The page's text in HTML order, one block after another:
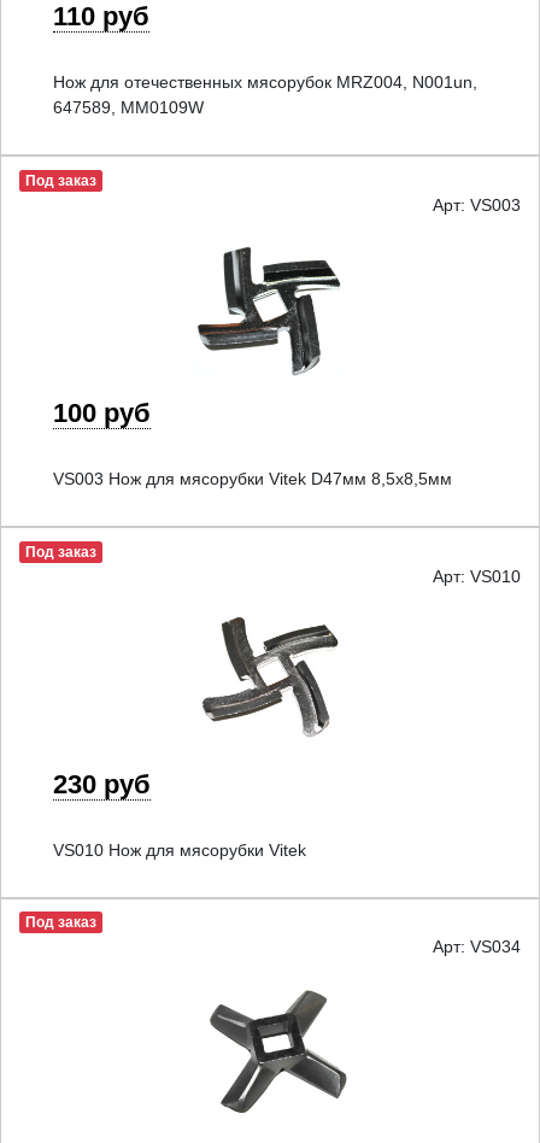
110 руб
Нож для отечественных мясорубок MRZ004, N001un,
647589, MM0109W
Под заказ
Арт: VS003
100 руб
VS003 Нож для мясорубки Vitek D47мм 8,5x8,5мм
Под заказ
Арт: VS010
230 руб
VS010 Нож для мясорубки Vitek
Под заказ
Арт: VS034